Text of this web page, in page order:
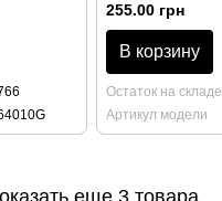
255.00 грн
В корзину
Остаток на складе
Артикул модели
еще 3 товара